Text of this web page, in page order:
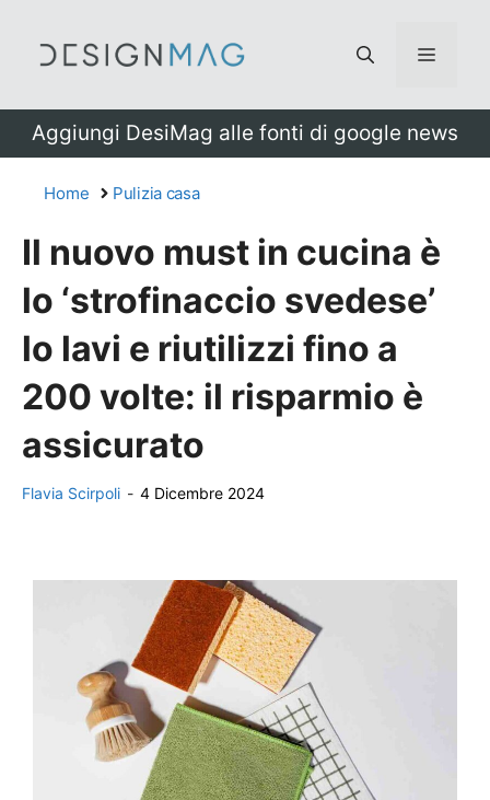
Menu
Aggiungi DesiMag alle fonti di google news
Home Pulizia casa
Il nuovo must in cucina è
lo ‘strofinaccio svedese’
lo lavi e riutilizzi fino a
200 volte: il risparmio è
assicurato
Flavia Scirpoli - 4 Dicembre 2024